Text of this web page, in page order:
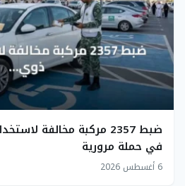
ضبط 2357 مركبة مخالفة
في حملة مرورية
6 أغسطس 2026